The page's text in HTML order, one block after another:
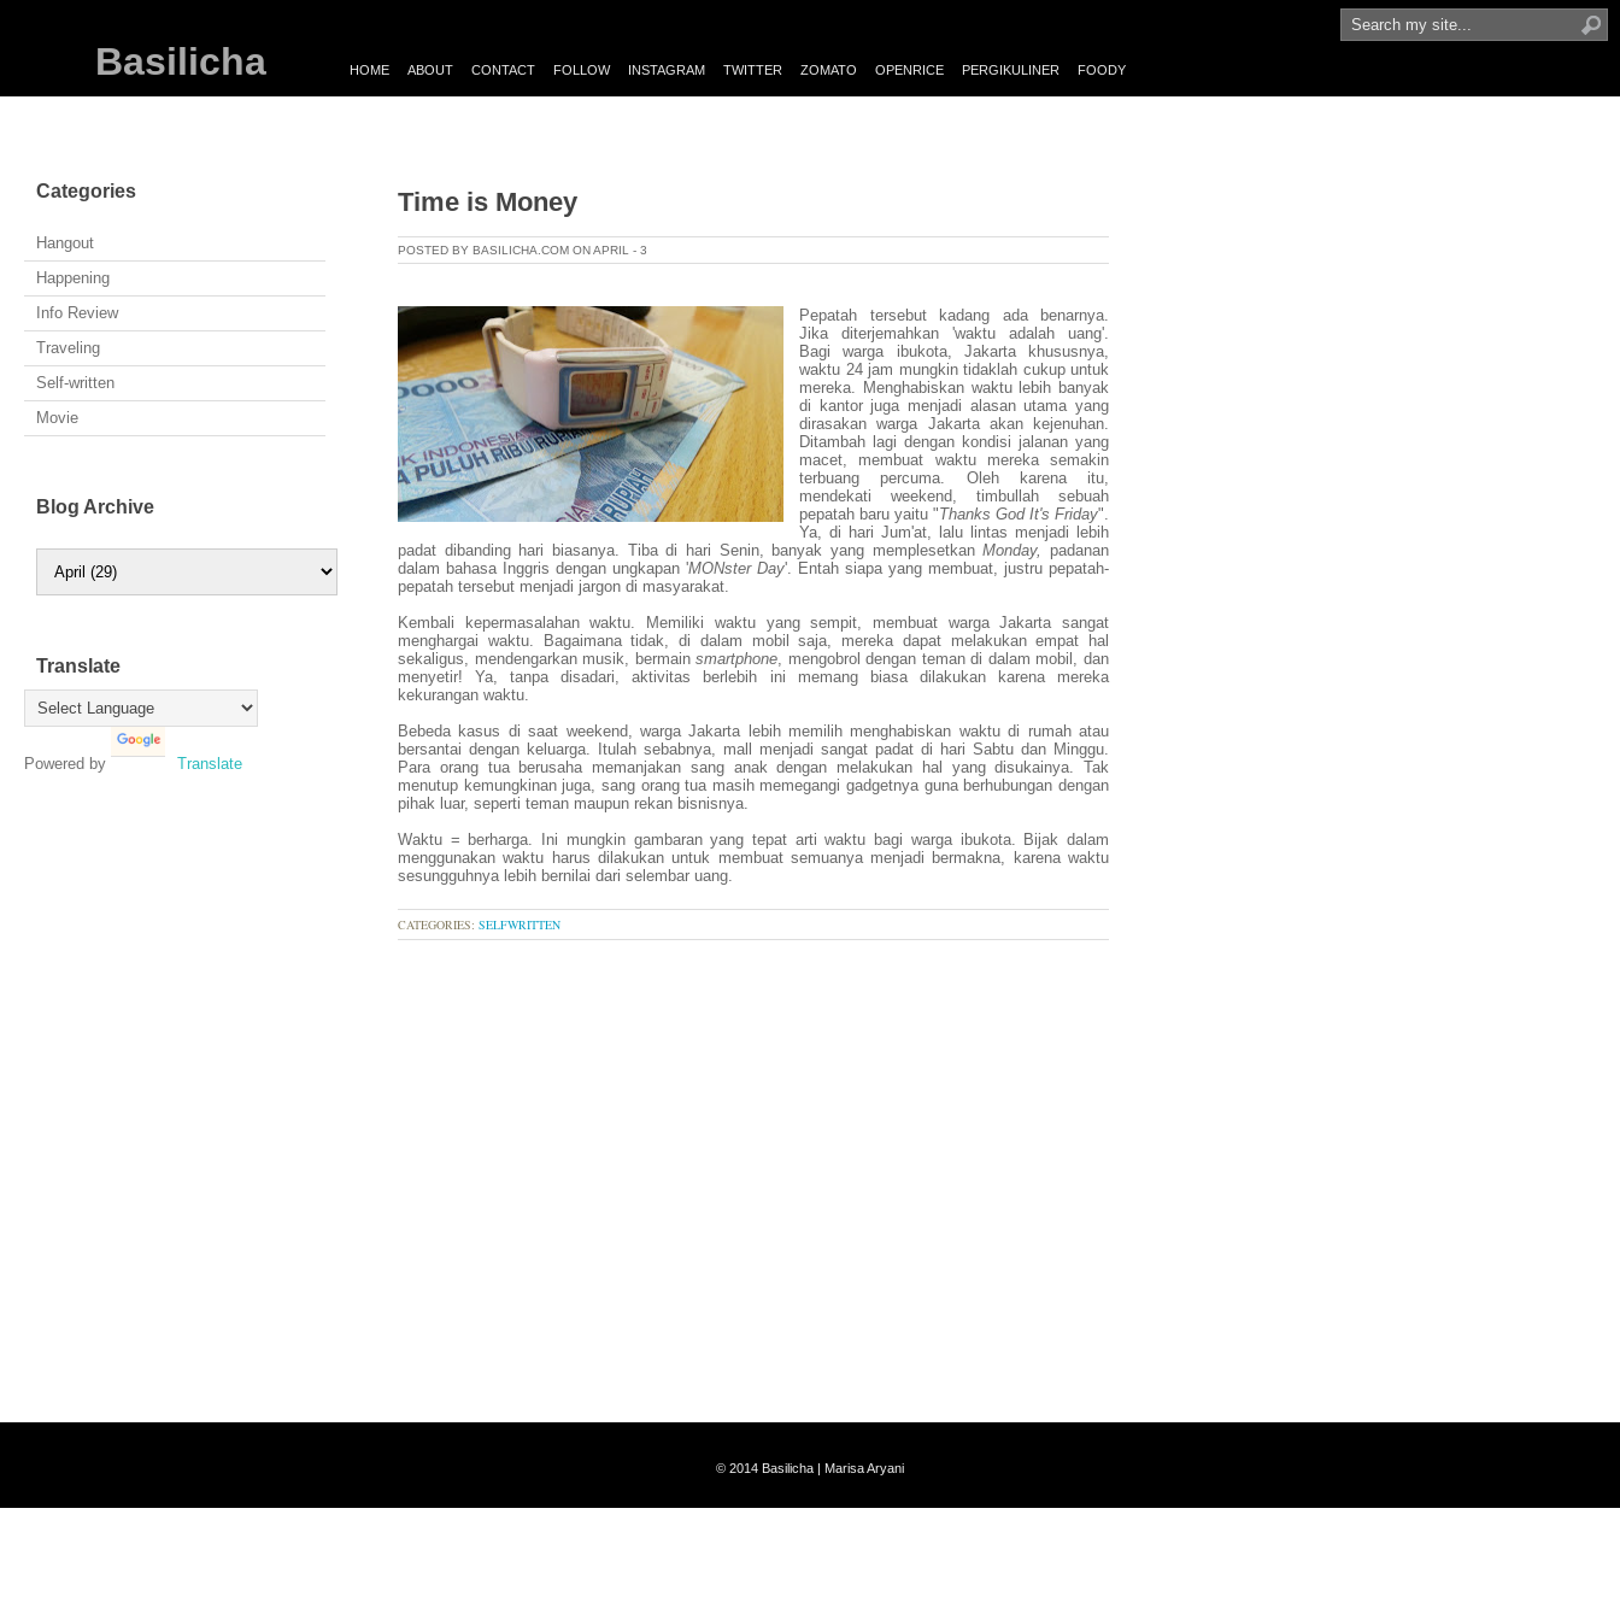
Basilicha HOME ABOUT CONTACT FOLLOW INSTAGRAM TWITTER ZOMATO OPENRICE PERGIKULINER FOODY
Categories
Hangout
Happening
Info Review
Traveling
Self-written
Movie
Blog Archive
Translate
Powered by Translate
Time is Money
POSTED BY BASILICHA.COM ONAPRIL - 3
Pepatah tersebut kadang ada benarnya.
Jika diterjemahkan 'waktu adalah uang'.
Bagi warga ibukota, Jakarta khususnya,
waktu 24 jam mungkin tidaklah cukup untuk
mereka. Menghabiskan waktu lebih banyak
di kantor juga menjadi alasan utama yang
dirasakan warga Jakarta akan kejenuhan.
Ditambah lagi dengan kondisi jalanan yang
macet, membuat waktu mereka semakin
terbuang percuma. Oleh karena itu,
mendekati weekend, timbullah sebuah
pepatah baru yaitu "Thanks God It's Friday".
Ya, di hari Jum'at, lalu lintas menjadi lebih
padat dibanding hari biasanya. Tiba di hari Senin, banyak yang memplesetkanMonday, padanan
dalam bahasa Inggris dengan ungkapan 'MONster Day'. Entah siapa yang membuat, justru pepatah-
pepatah tersebut menjadi jargon di masyarakat.
Kembali kepermasalahan waktu. Memiliki waktu yang sempit, membuat warga Jakarta sangat
menghargai waktu. Bagaimana tidak, di dalam mobil saja, mereka dapat melakukan empat hal
sekaligus, mendengarkan musik, bermainsmartphone, mengobrol dengan teman di dalam mobil, dan
menyetir! Ya, tanpa disadari, aktivitas berlebih ini memang biasa dilakukan karena mereka
kekurangan waktu.
Bebeda kasus di saat weekend, warga Jakarta lebih memilih menghabiskan waktu di rumah atau
bersantai dengan keluarga. Itulah sebabnya, mall menjadi sangat padat di hari Sabtu dan Minggu.
Para orang tua berusaha memanjakan sang anak dengan melakukan hal yang disukainya. Tak
menutup kemungkinan juga, sang orang tua masih memegangi gadgetnya guna berhubungan dengan
pihak luar, seperti teman maupun rekan bisnisnya.
Waktu = berharga. Ini mungkin gambaran yang tepat arti waktu bagi warga ibukota. Bijak dalam
menggunakan waktu harus dilakukan untuk membuat semuanya menjadi bermakna, karena waktu
sesungguhnya lebih bernilai dari selembar uang.
CATEGORIES: SELFWRITTEN
© 2014 Basilicha | Marisa Aryani